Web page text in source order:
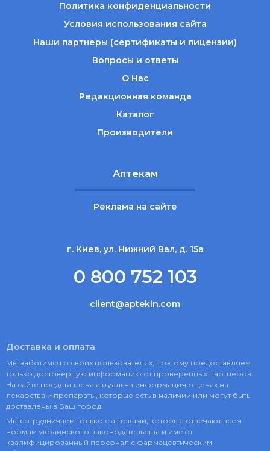
Политика конфиденциальности
Условия использования сайта
Наши партнеры (сертификаты и лицензии)
Вопросы и ответы
О Нас
Редакционная команда
Каталог
Производители
Аптекам
Реклама на сайте
г. Киев, ул. Нижний Вал, д. 15а
0 800 752 103
client@aptekin.com
Доставка и оплата
Мы заботимся о своих пользователях, поэтому предоставляем
только достоверную информацию от проверенных партнеров.
На сайте представлена актуальна информация о ценах на
лекарства и препараты, которые есть в наличии или могут быть
доставлены в Ваш город.
Мы сотрудничаем только с аптеками, которые отвечают всем
нормам украинского законодательства и имеют
квалифицированный персонал с фармацевтическим